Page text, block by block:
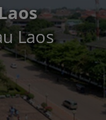
Laos